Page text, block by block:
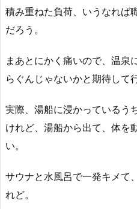
積み重ねた負荷、いうなれば
だろう。
まあとにかく痛いので、温泉
らぐんじゃないかと期待して
実際、湯船に浸かっているう
けれど、湯船から出て、体を
い。
サウナと水風呂で一発キメて
れど。